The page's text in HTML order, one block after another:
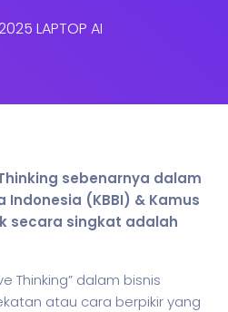
LAPTOP AI
sebenarnya dalam
Indonesia (KBBI) & Kamus
secara singkat adalah
Thinking” dalam bisnis
atau cara berpikir yang